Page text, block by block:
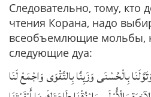
Следовательно, тому, кто
чтения Корана, надо
всеобъемлющие мольбы,
следующие дуа:
بِالْحُسْنَى وَزَيِنَّا بِالتَّقْوَى وَاجْمَعْ لَنَا